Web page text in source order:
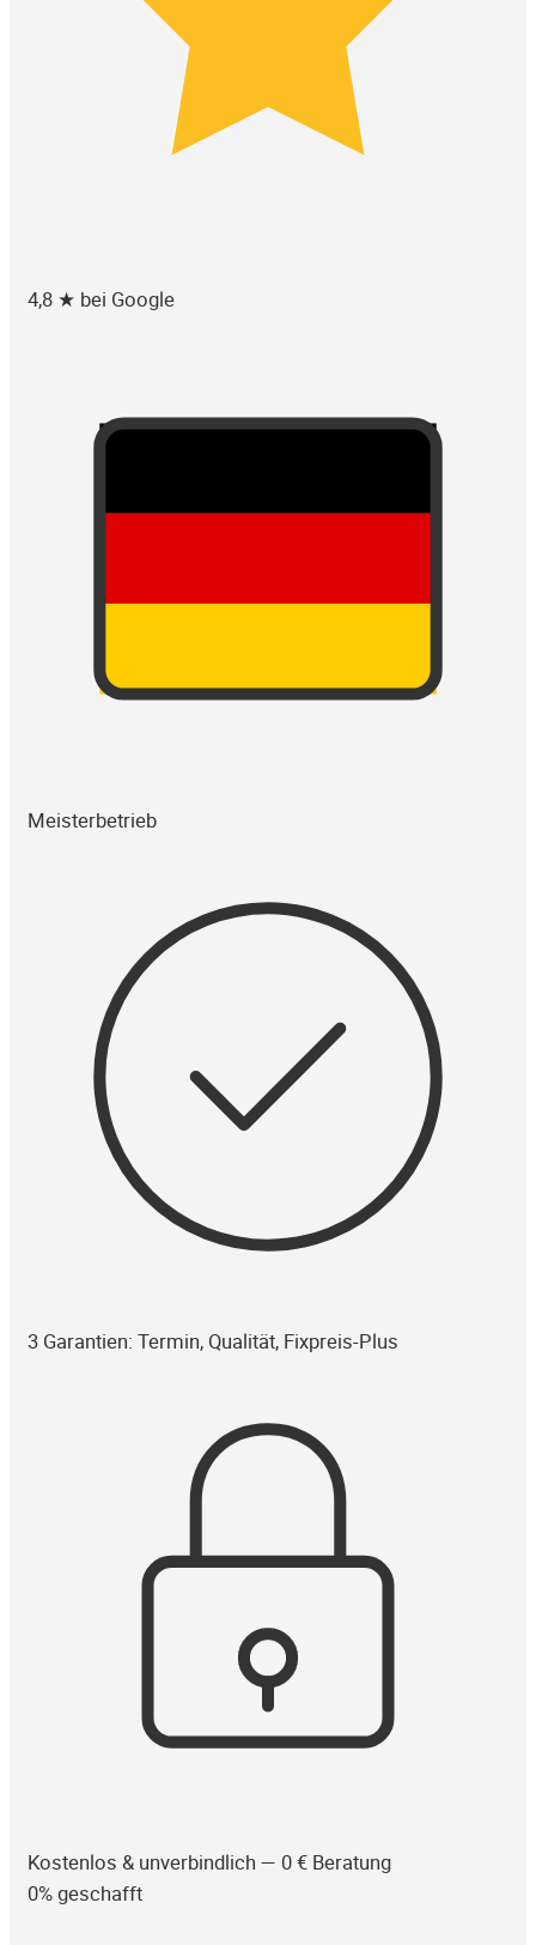
4,8 ★ bei Google
Meisterbetrieb
3 Garantien: Termin, Qualität, Fixpreis-Plus
Kostenlos & unverbindlich — 0 € Beratung
0% geschafft